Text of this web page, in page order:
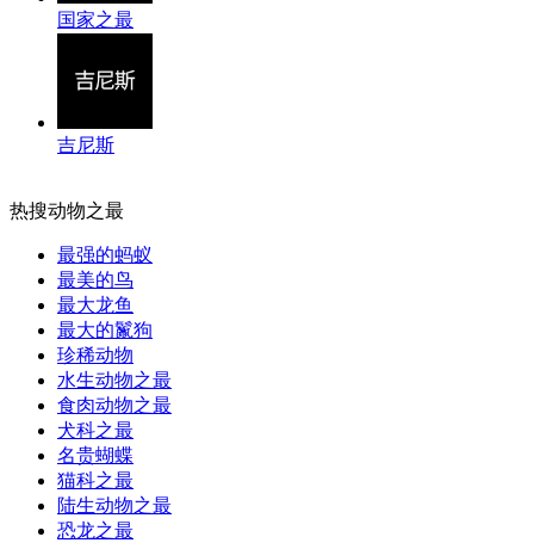
国家之最
吉尼斯
热搜动物之最
最强的蚂蚁
最美的鸟
最大龙鱼
最大的鬣狗
珍稀动物
水生动物之最
食肉动物之最
犬科之最
名贵蝴蝶
猫科之最
陆生动物之最
恐龙之最